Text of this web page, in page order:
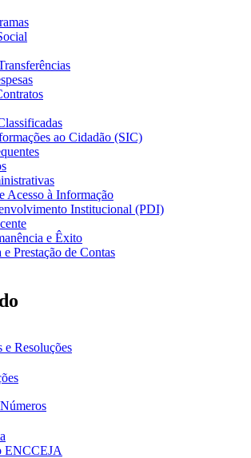
ao Cidadão (SIC)
Acesso à Informação
Institucional (PDI)
e Êxito
e Prestação de Contas
e Resoluções
ENCCEJA